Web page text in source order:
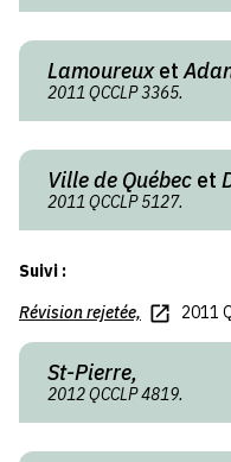
Lamoureuxet
2011 QCCLP 3365.
Ville de Québec et
2011 QCCLP 5127.
Suivi :
Révision rejetée,
2011
St-Pierre,
2012 QCCLP 4819.